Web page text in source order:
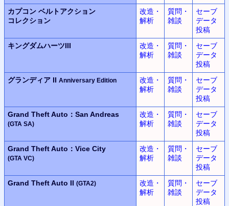
カプコン ベルトアクション
コレクション
改造・
解析
質問・
雑談
セーブ
データ
投稿
キングダムハーツIII
改造・
解析
質問・
雑談
セーブ
データ
投稿
グランディア II Anniversary Edition
改造・
解析
質問・
雑談
セーブ
データ
投稿
Grand Theft Auto：San Andreas
(GTA SA)
改造・
解析
質問・
雑談
セーブ
データ
投稿
Grand Theft Auto：Vice City
(GTA VC)
改造・
解析
質問・
雑談
セーブ
データ
投稿
Grand Theft Auto II (GTA2)
改造・
解析
質問・
雑談
セーブ
データ
投稿